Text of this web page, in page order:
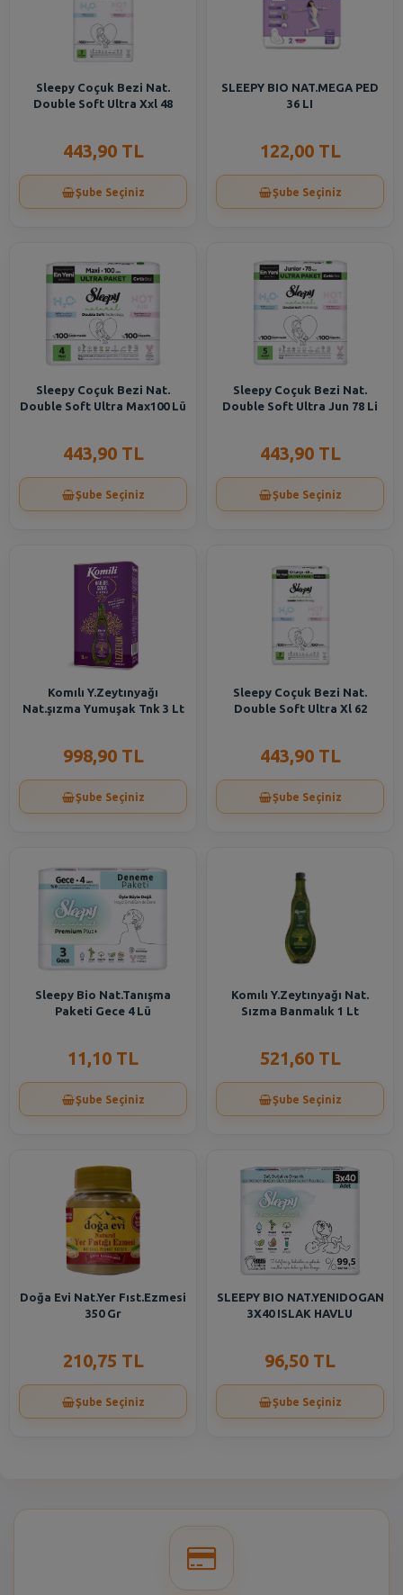
Sleepy Coçuk Bezi Nat.
Double Soft Ultra Xxl 48
443,90 TL
Şube Seçiniz
SLEEPY BIO NAT.MEGA PED
36 LI
122,00 TL
Şube Seçiniz
Sleepy Coçuk Bezi Nat.
Double Soft Ultra Max100 Lü
443,90 TL
Şube Seçiniz
Sleepy Coçuk Bezi Nat.
Double Soft Ultra Jun 78 Li
443,90 TL
Şube Seçiniz
Komılı Y.Zeytınyağı
Nat.şızma Yumuşak Tnk 3 Lt
998,90 TL
Şube Seçiniz
Sleepy Coçuk Bezi Nat.
Double Soft Ultra Xl 62
443,90 TL
Şube Seçiniz
Sleepy Bio Nat.Tanışma
Paketi Gece 4 Lü
11,10 TL
Şube Seçiniz
Komılı Y.Zeytınyağı Nat.
Sızma Banmalık 1 Lt
521,60 TL
Şube Seçiniz
Doğa Evi Nat.Yer Fıst.Ezmesi
350 Gr
210,75 TL
Şube Seçiniz
SLEEPY BIO NAT.YENIDOGAN
3X40 ISLAK HAVLU
96,50 TL
Şube Seçiniz